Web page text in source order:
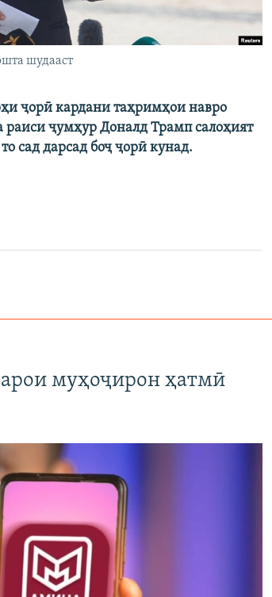
шудааст
ҷорӣ кардани таҳримҳои навро
ҷумҳур Доналд Трамп салоҳият
сад дарсад боҷ ҷорӣ кунад.
муҳоҷирон ҳатмӣ